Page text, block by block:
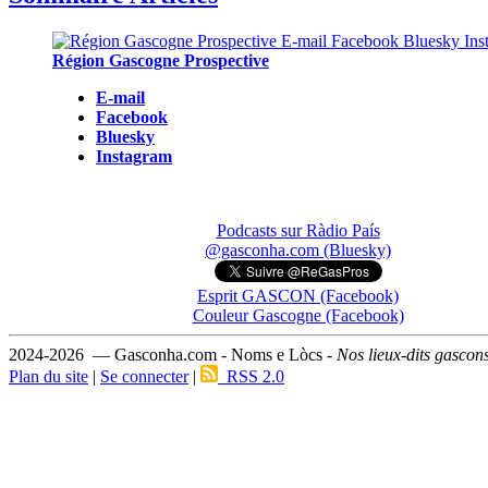
Région Gascogne Prospective
E-mail
Facebook
Bluesky
Instagram
Podcasts sur Ràdio País
@gasconha.com (Bluesky)
Esprit GASCON (Facebook)
Couleur Gascogne (Facebook)
2024-2026 — Gasconha.com - Noms e Lòcs - Nos lieux-dits
Plan du site | Se connecter| RSS 2.0